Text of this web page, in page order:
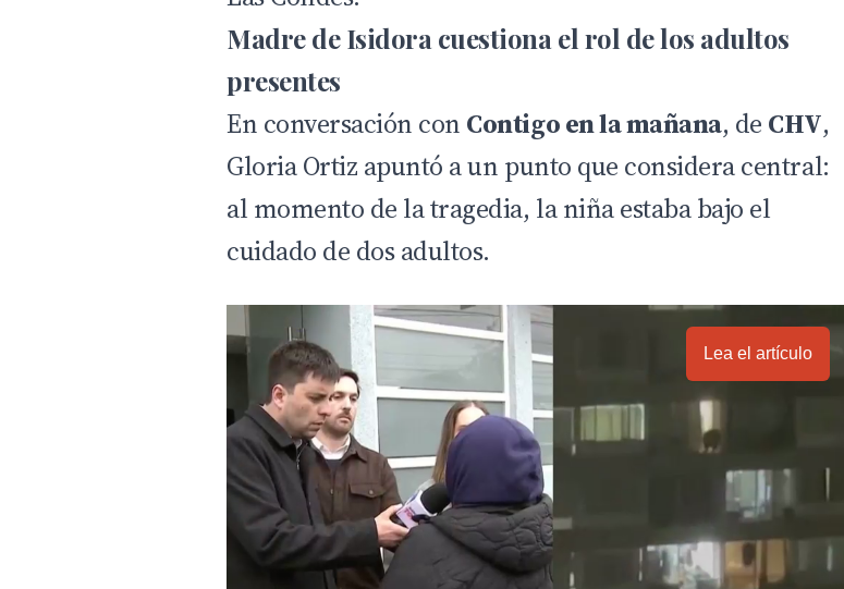
Madre de Isidora cuestiona el rol de los adultos
presentes
En conversación con Contigo en la mañana, de CHV,
Gloria Ortiz apuntó a un punto que considera central:
al momento de la tragedia, la niña estaba bajo el
cuidado de dos adultos.
Lea el artículo